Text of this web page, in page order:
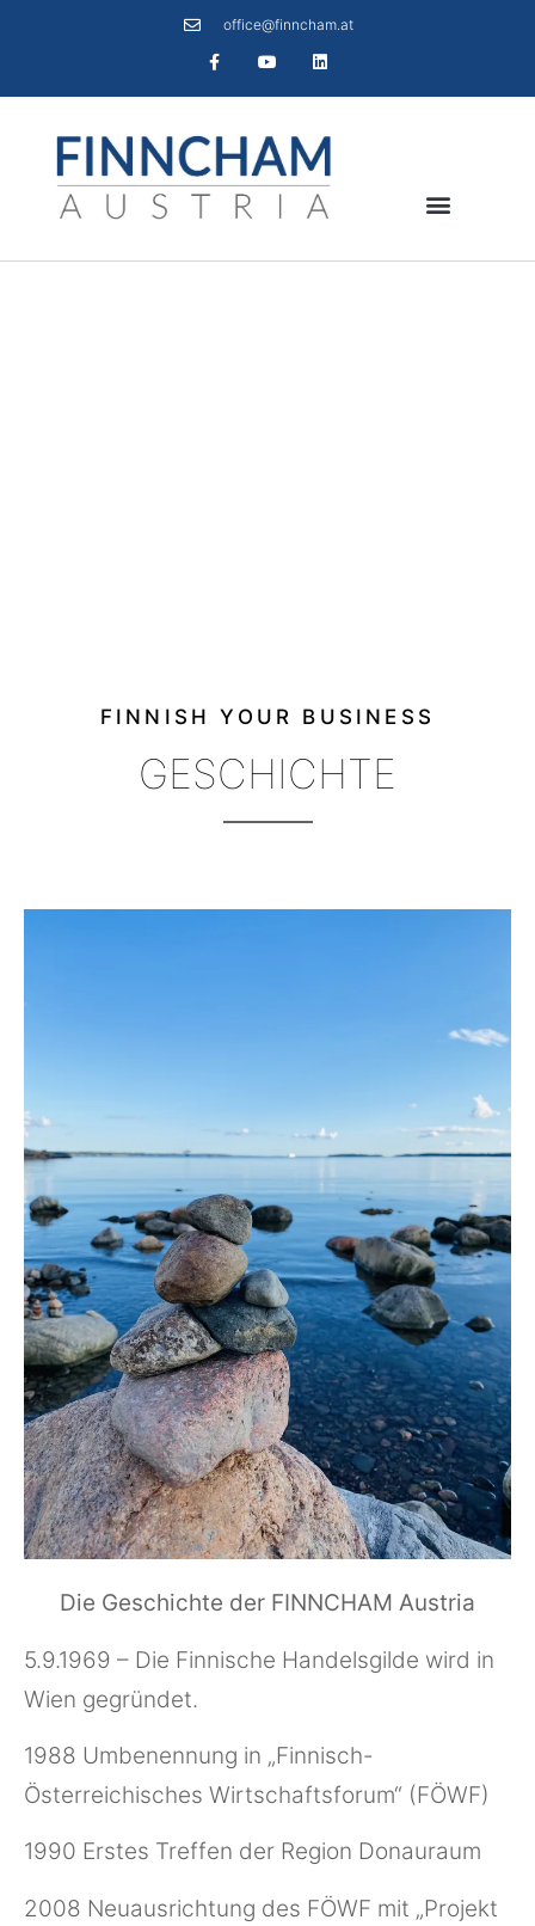
office@finncham.at
FINNISH YOUR BUSINESS
GESCHICHTE
Die Geschichte der FINNCHAM Austria
5.9.1969 – Die Finnische Handelsgilde wird in
Wien gegründet.
1988 Umbenennung in „Finnisch-
Österreichisches Wirtschaftsforum“ (FÖWF)
1990 Erstes Treffen der Region Donauraum
2008 Neuausrichtung des FÖWF mit „Projekt